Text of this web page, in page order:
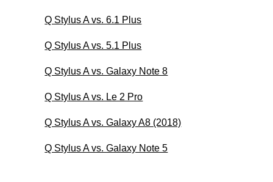
Q Stylus A vs. 6.1 Plus
Q Stylus A vs. 5.1 Plus
Q Stylus A vs. Galaxy Note 8
Q Stylus A vs. Le 2 Pro
Q Stylus A vs. Galaxy A8 (2018)
Q Stylus A vs. Galaxy Note 5